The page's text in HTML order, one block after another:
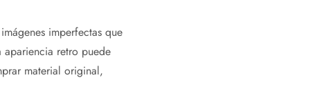
imperfectas que
retro puede
material original,